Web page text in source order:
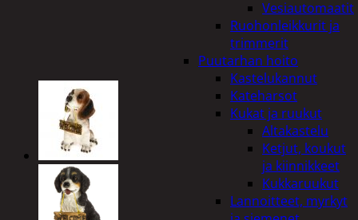
Vesiautomaatit
Ruohonleikkurit ja
trimmerit
Puutarhan hoito
Kastelukannut
Kateharsot
Kukat ja ruukut
Altakastelu
Ketjut, koukut
ja kiinnikkeet
Kukkaruukut
Lannoitteet, myrkyt